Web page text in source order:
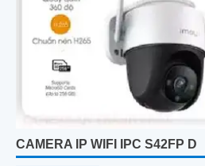
CAMERA IP WIFI IPC S42FP D